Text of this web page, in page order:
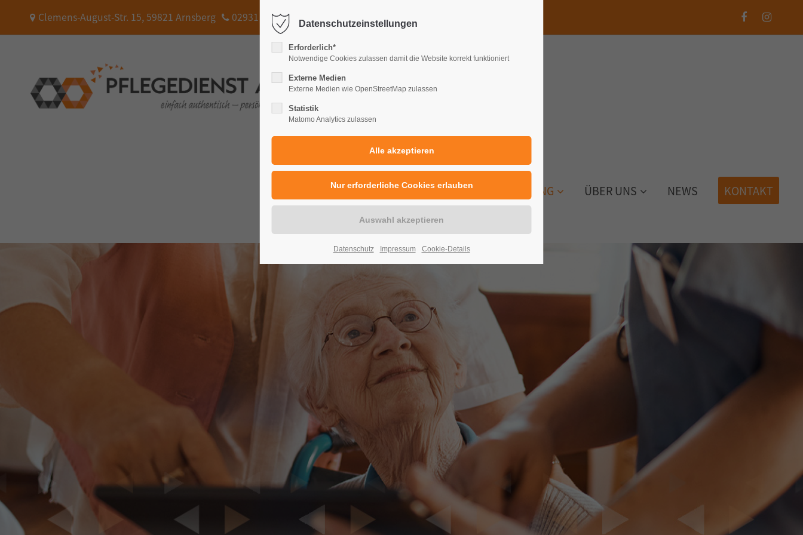
Clemens-August-Str. 15, 59821 Arnsberg 02931 87 139 - 0 info@pflegedienst-a-n.de
AMBULANTE PFLEGE PFLEGEBERATUNG ÜBER UNS NEWS KONTAKT
Datenschutzeinstellungen
Erforderlich*
Notwendige Cookies zulassen damit die Website korrekt funktioniert
Externe Medien
Externe Medien wie OpenStreetMap zulassen
Statistik
Matomo Analytics zulassen
Datenschutz Impressum Cookie-Details